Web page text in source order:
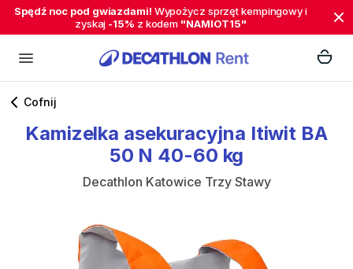
Spędź noc pod gwiazdami! Wypożycz sprzęt kempingowy i
zyskaj -15% z kodem "NAMIOT15"
Cofnij
Kamizelka asekuracyjna Itiwit BA
50 N 40-60 kg
Decathlon Katowice Trzy Stawy